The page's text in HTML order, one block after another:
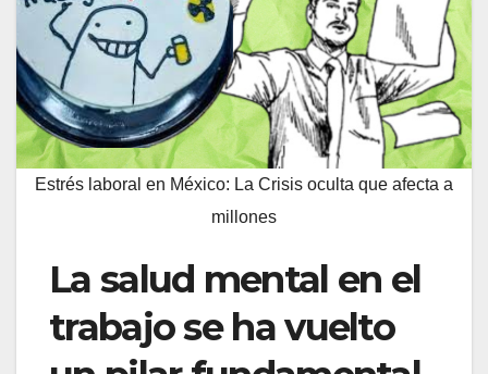
Estrés laboral en México: La Crisis oculta que afecta a
millones
La salud mental en el
trabajo se ha vuelto